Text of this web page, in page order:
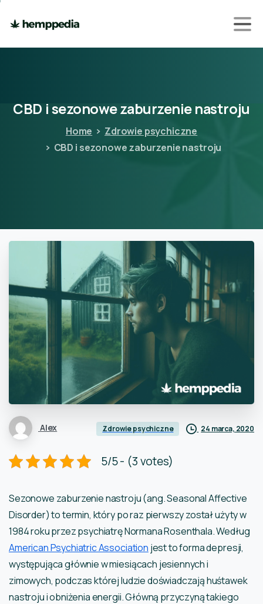
CBD isezonowezaburzenienastroju
Home
Zdrowie psychiczne
CBD i sezonowe zaburzenie nastroju
Alex Zdrowie psychiczne 24 marca, 2020
5/5 - (3 votes)
Sezonowe zaburzenie nastroju (ang. Seasonal Affective
Disorder) to termin, który po raz pierwszy został użyty w
1984 roku przez psychiatrę Normana Rosenthala. Według
American Psychiatric Association jest to forma depresji,
występująca głównie w miesiącach jesiennych i
zimowych, podczas której ludzie doświadczają huśtawek
nastroju i obniżenia energii. Główną przyczyną takiego